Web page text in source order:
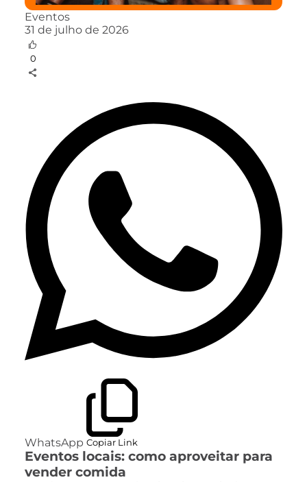
Eventos
31 de julho de 2026
0
WhatsApp Copiar Link
Eventos locais: como aproveitar para
vender comida